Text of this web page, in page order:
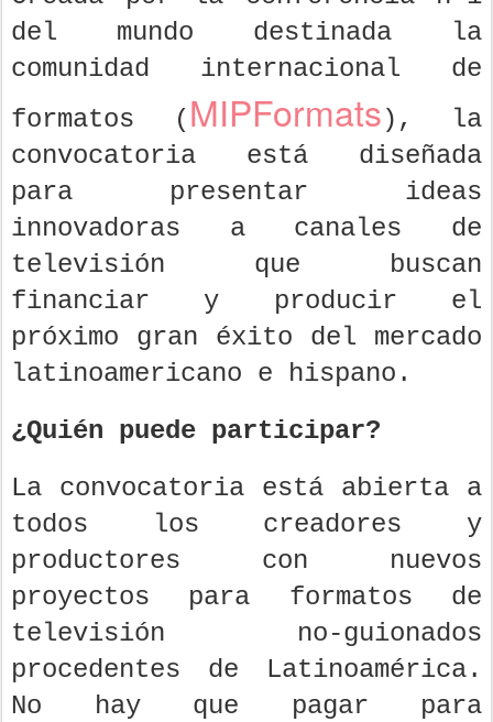
del mundo destinada la
comunidad internacional de
formatos ( MIPFormats ), la
convocatoria está diseñada
para presentar ideas
innovadoras a canales de
televisión que buscan
financiar y producir el
próximo gran éxito del mercado
latinoamericano e hispano.
¿Quién puede participar?
La convocatoria está abierta a
todos los creadores y
productores con nuevos
proyectos para formatos de
televisión no-guionados
procedentes de Latinoamérica.
No hay que pagar para